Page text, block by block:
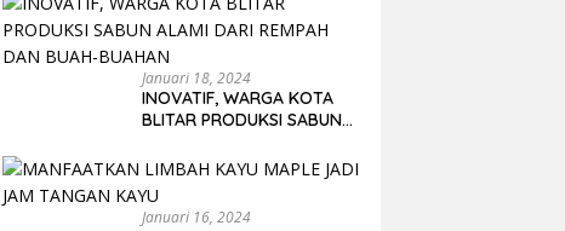
Januari 18, 2024
INOVATIF, WARGA KOTA
BLITAR PRODUKSI SABUN
BUAH-BUAHAN
Januari 16, 2024